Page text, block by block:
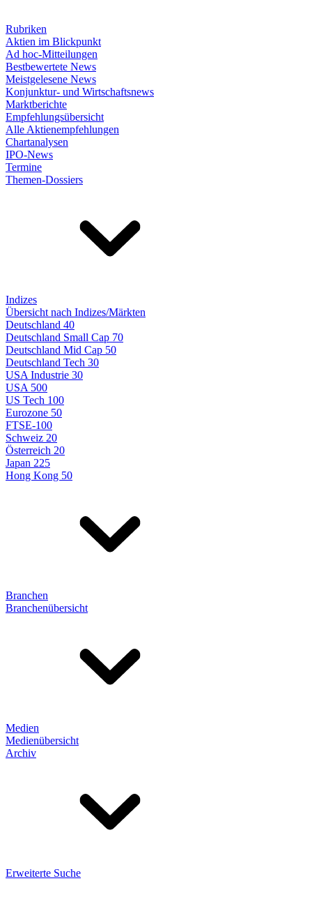
Rubriken
Aktien im Blickpunkt
Ad hoc-Mitteilungen
Bestbewertete News
Meistgelesene News
Konjunktur- und Wirtschaftsnews
Marktberichte
Empfehlungsübersicht
Alle Aktienempfehlungen
Chartanalysen
IPO-News
Termine
Themen-Dossiers
Indizes
Übersicht nach Indizes/Märkten
Deutschland 40
Deutschland Small Cap 70
Deutschland Mid Cap 50
Deutschland Tech 30
USA Industrie 30
USA 500
US Tech 100
Eurozone 50
FTSE-100
Schweiz 20
Österreich 20
Japan 225
Hong Kong 50
Branchen
Branchenübersicht
Medien
Medienübersicht
Archiv
Erweiterte Suche